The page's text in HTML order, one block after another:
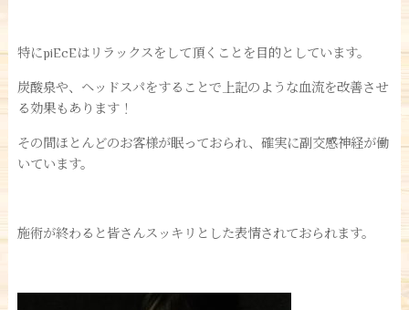
特にpiEcEはリラックスをして頂くことを目的としています。
炭酸泉や、ヘッドスパをすることで上記のような血流を改善させ
る効果もあります！
その間ほとんどのお客様が眠っておられ、確実に副交感神経が働
いています。
施術が終わると皆さんスッキリとした表情されておられます。